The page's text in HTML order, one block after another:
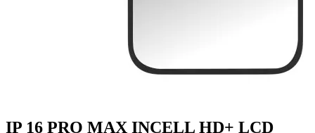
IP 16 PRO MAX INCELL HD+ LCD